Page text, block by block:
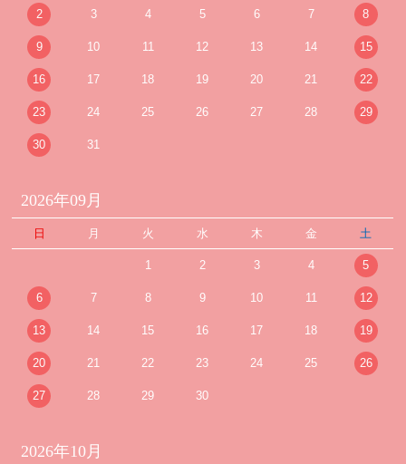
2 3 4 5 6 7 8
9 10 11 12 13 14 15
16 17 18 19 20 21 22
23 24 25 26 27 28 29
30 31
2026年09月
日 月 火 水 木 金 土
1 2 3 4 5
6 7 8 9 10 11 12
13 14 15 16 17 18 19
20 21 22 23 24 25 26
27 28 29 30
2026年10月